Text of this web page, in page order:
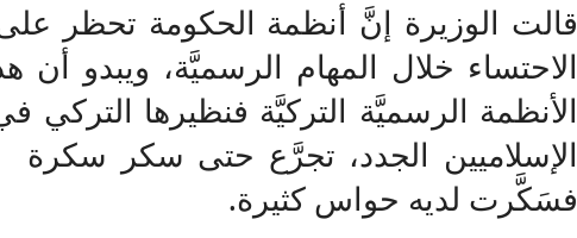
قالت الوزيرة إنَّ أنظمة الحكومة تحظر على
الاحتساء خلال المهام الرسميَّة، ويبدو
الأنظمة الرسميَّة التركيَّة فنظيرها التركي
الإسلاميين الجدد، تجرَّع حتى سكر سكرة
فسَكَّرت لديه حواس كثيرة.